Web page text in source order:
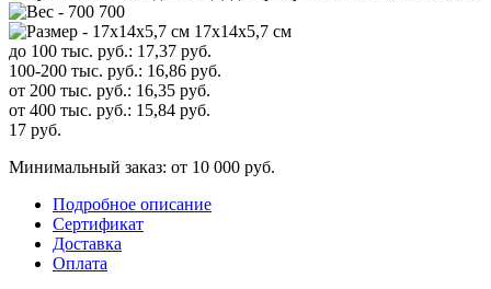
700
17x14x5,7 см
до 100 тыс. руб.: 17,37 руб.
100-200 тыс. руб.: 16,86 руб.
от 200 тыс. руб.: 16,35 руб.
от 400 тыс. руб.: 15,84 руб.
17 руб.
Минимальный заказ: от 10 000 руб.
Подробное описание
Сертификат
Доставка
Оплата